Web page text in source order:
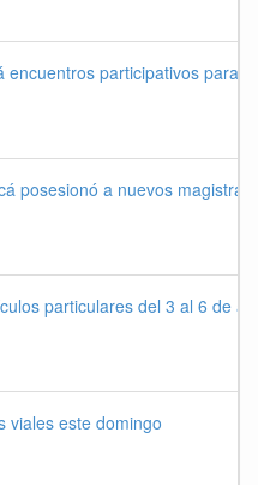
encuentros participativos para
posesionó a nuevos
particulares del 3 al 6 de
viales este domingo